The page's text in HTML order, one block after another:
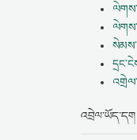
འབྲེལ་ཡོད་དག